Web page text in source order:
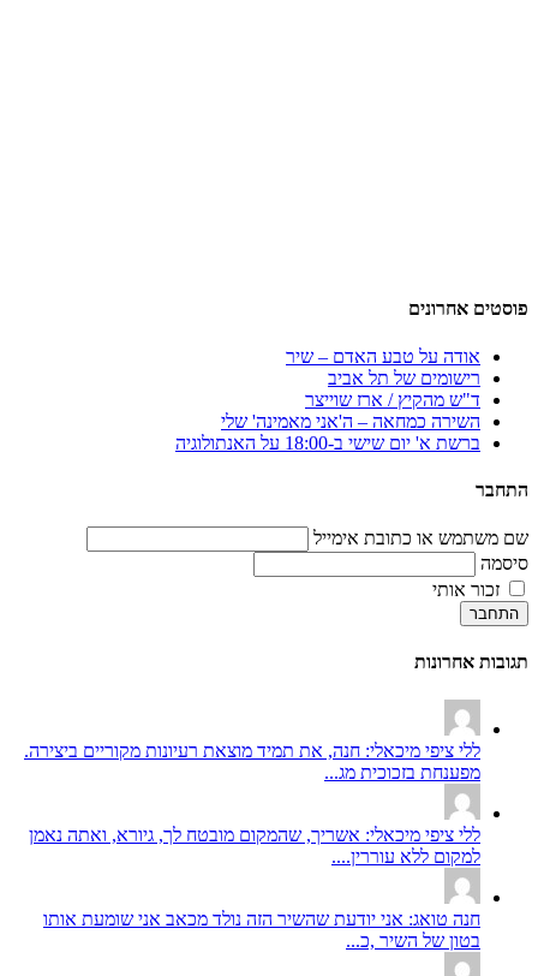
פוסטים אחרונים
אודה על טבע האדם – שיר
רישומים של תל אביב
ד"ש מהקיץ / ארז שוייצר
השירה כמחאה – ה'אני מאמינה' שלי
ברשת א' יום שישי ב-18:00 על האנתולוגיה
התחבר
שם משתמש או כתובת אימייל
סיסמה
זכור אותי
התחבר
תגובות אחרונות
ללי ציפי מיכאלי: חנה, את תמיד מוצאת רעיונות מקוריים ביצירה.
מפענחת בזכוכית מג...
ללי ציפי מיכאלי: אשריך, שהמקום מובטח לך, גיורא, ואתה נאמן
למקום ללא עוררין....
חנה טואג: אני יודעת שהשיר הזה נולד מכאב אני שומעת אותו
בטון של השיר ,כ...